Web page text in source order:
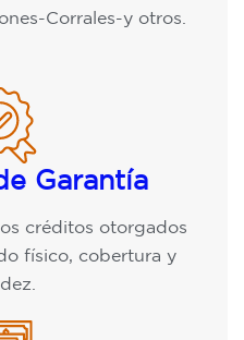
Corrales-y otros.
Garantía
créditos otorgados
físico, cobertura y